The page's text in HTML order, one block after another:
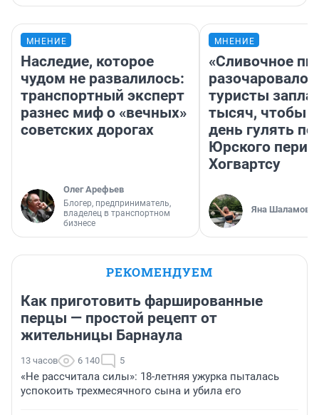
МНЕНИЕ
Наследие, которое
чудом не развалилось:
транспортный эксперт
разнес миф о «вечных»
советских дорогах
Олег Арефьев
Блогер, предприниматель,
владелец в транспортном
бизнесе
МНЕНИЕ
«Сливочное
разочаровало»:
туристы
тысяч, чтобы
день гулять по
Юрского
Хогвартсу
Яна Шаламова
РЕКОМЕНДУЕМ
Как приготовить фаршированные
перцы — простой рецепт от
жительницы Барнаула
13 часов 6 140 5
«Не рассчитала силы»: 18-летняя ужурка пыталась
успокоить трехмесячного сына и убила его